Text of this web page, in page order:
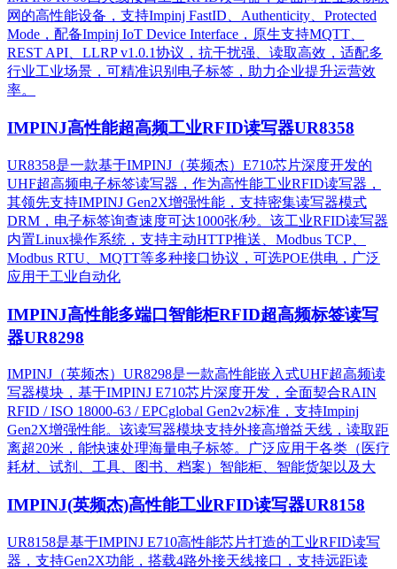
网的高性能设备，支持Impinj FastID、Authenticity、Protected
Mode，配备Impinj IoT Device Interface，原生支持MQTT、
REST API、LLRP v1.0.1协议，抗干扰强、读取高效，适配多
行业工业场景，可精准识别电子标签，助力企业提升运营效
率。
IMPINJ高性能超高频工业RFID读写器UR8358
UR8358是一款基于IMPINJ（英频杰）E710芯片深度开发的
UHF超高频电子标签读写器，作为高性能工业RFID读写器，
其领先支持IMPINJ Gen2X增强性能，支持密集读写器模式
DRM，电子标签询查速度可达1000张/秒。该工业RFID读写器
内置Linux操作系统，支持主动HTTP推送、Modbus TCP、
Modbus RTU、MQTT等多种接口协议，可选POE供电，广泛
应用于工业自动化
IMPINJ高性能多端口智能柜RFID超高频标签读写
器UR8298
IMPINJ（英频杰）UR8298是一款高性能嵌入式UHF超高频读
写器模块，基于IMPINJ E710芯片深度开发，全面契合RAIN
RFID / ISO 18000-63 / EPCglobal Gen2v2标准，支持Impinj
Gen2X增强性能。该读写器模块支持外接高增益天线，读取距
离超20米，能快速处理海量电子标签。广泛应用于各类（医疗
耗材、试剂、工具、图书、档案）智能柜、智能货架以及大
IMPINJ(英频杰)高性能工业RFID读写器UR8158
UR8158是基于IMPINJ E710高性能芯片打造的工业RFID读写
器，支持Gen2X功能，搭载4路外接天线接口，支持远距读